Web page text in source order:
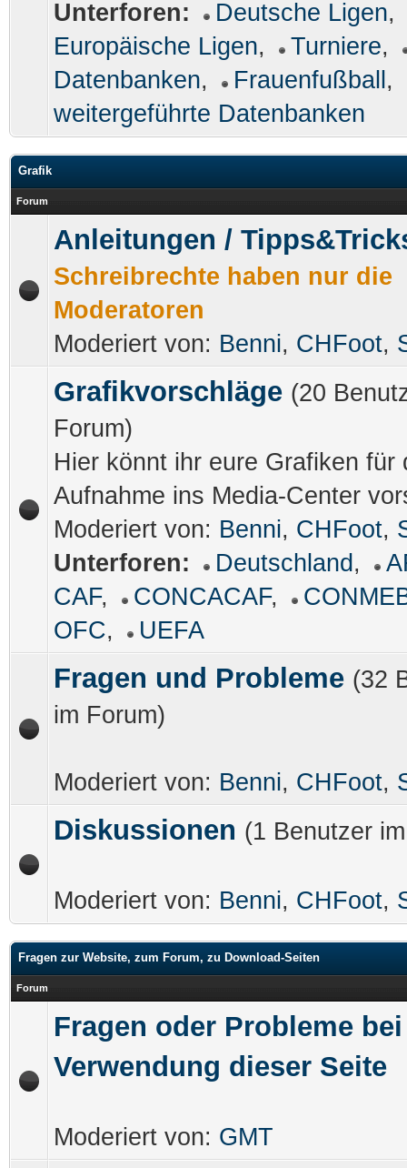
Unterforen: Deutsche Ligen,
Europäische Ligen, Turniere,
Datenbanken, Frauenfußball ,
weitergeführte Datenbanken
Grafik
Forum
Anleitungen /
Schreibrechte haben nur die
Moderatoren
Moderiert von: Benni, CHFoot,
Grafikvorschläge (20
Forum)
Hier könnt ihr eure Grafiken für
Aufnahme ins Media-Center
Moderiert von: Benni, CHFoot,
Unterforen:
Deutschland ,
CAF, CONCACAF,
OFC, UEFA
Fragen und Probleme (32
im Forum)
Moderiert von: Benni, CHFoot,
Diskussionen (1 Benutzer
Moderiert von: Benni, CHFoot,
Fragen zur Website, zum Forum, zu Download-Seiten
Forum
Fragen oder Probleme
Verwendung dieser Seite
Moderiert von: GMT